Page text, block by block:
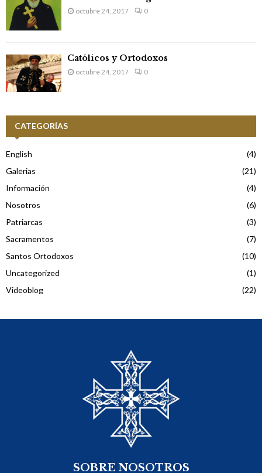
octubre 24, 2017 0
Católicos y Ortodoxos
octubre 24, 2017 0
CATEGORÍAS
English
(4)
Galerias
(21)
Información
(4)
Nosotros
(6)
Patriarcas
(3)
Sacramentos
(7)
Santos Ortodoxos
(10)
Uncategorized
(1)
Videoblog
(22)
SOBRE NOSOTROS